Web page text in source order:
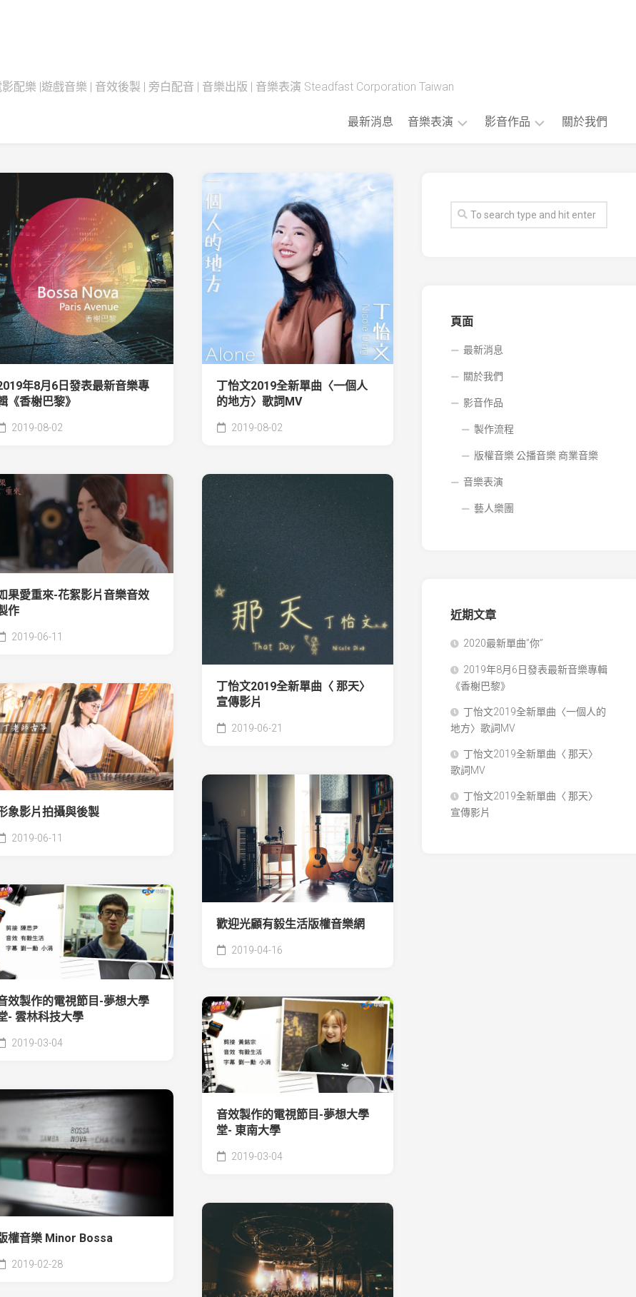
配樂 |遊戲音樂 | 音效後製 | 旁白配音 | 音樂出版 | 音樂表演 Steadfast Corporation Taiwan
最新消息 音樂表演 影音作品
程
商
音
關於我們
年8月6日發表最新音樂專
《香榭巴黎》
2019-08-02
丁怡文2019全新單曲〈一個人
的地方〉歌詞MV
2019-08-02
丁怡文2019全新單曲〈 那天〉
宣傳影片
2019-06-21
果愛重來-花絮影片音樂音效
作
2019-06-11
象影片拍攝與後製
2019-06-11
歡迎光顧有毅生活版權音樂網
2019-04-16
效製作的電視節目-夢想大學
- 雲林科技大學
2019-03-04
音效製作的電視節目-夢想大學
堂- 東南大學
2019-03-04
權音樂 Minor Bossa
2019-02-28
頁面
最新消息
關於我們
影音作品
製作流程
版權音樂 公播音樂 商業音樂
音樂表演
藝人樂團
近期文章
2020最新單曲”你”
2019年8月6日發表最新音樂專輯
《香榭巴黎》
丁怡文2019全新單曲〈一個人的
地方〉歌詞MV
丁怡文2019全新單曲〈 那天〉
歌詞MV
丁怡文2019全新單曲〈 那天〉
宣傳影片